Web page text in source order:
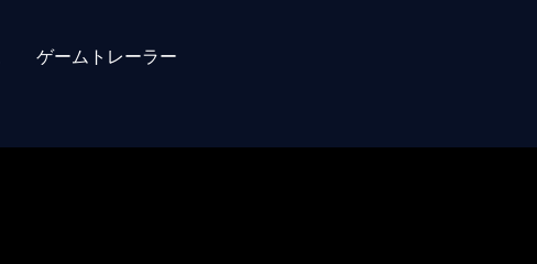
ゲームトレーラー